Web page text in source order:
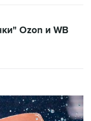
Ozon и WB